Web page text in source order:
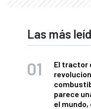
Las más
El tractor
parece
el